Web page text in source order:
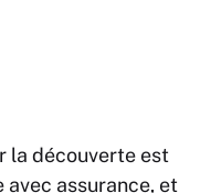
la découverte est
avec assurance, et